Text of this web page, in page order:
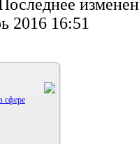
2016 16:51
сфере